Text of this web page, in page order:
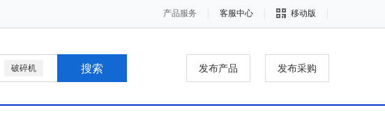
产品服务 客服中心 移动版
破碎机 发布产品 发布采购